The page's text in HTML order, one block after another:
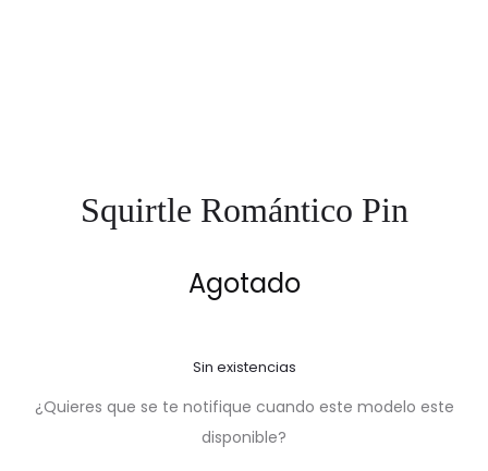
Squirtle Romántico Pin
Agotado
Sin existencias
¿Quieres que se te notifique cuando este modelo este
disponible?